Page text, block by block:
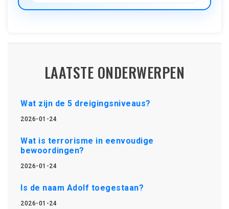
LAATSTE ONDERWERPEN
Wat zijn de 5 dreigingsniveaus?
2026-01-24
Wat is terrorisme in eenvoudige
bewoordingen?
2026-01-24
Is de naam Adolf toegestaan?
2026-01-24